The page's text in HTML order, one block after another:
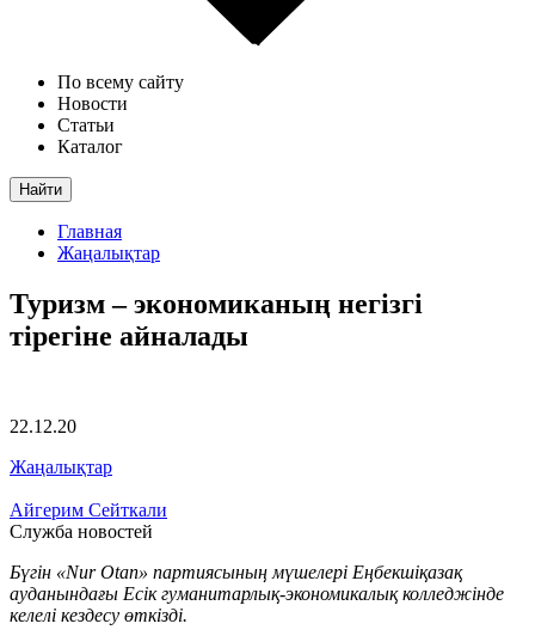
По всему сайту
Новости
Статьи
Каталог
Найти
Главная
Жаңалықтар
Туризм – экономиканың негізгі
тірегіне айналады
22.12.20
Жаңалықтар
Айгерим Сейткали
Служба новостей
Бүгін «Nur Otan» партиясының мүшелері Еңбекшіқазақ
ауданындағы Есік гуманитарлық-экономикалық колледжінде
келелі кездесу өткізді.